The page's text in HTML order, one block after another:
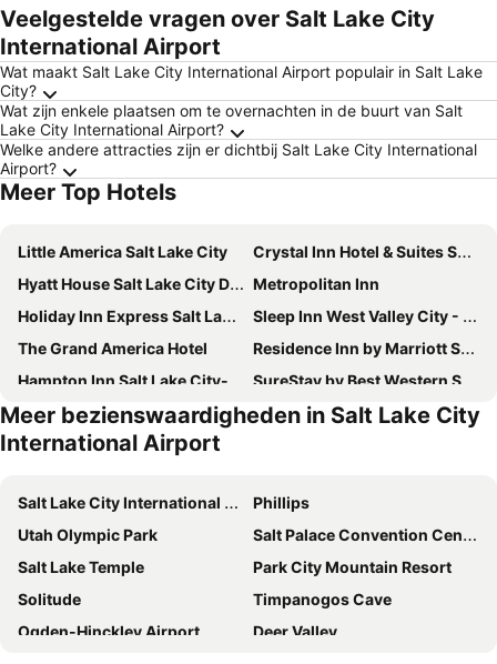
Veelgestelde vragen over Salt Lake City
International Airport
Wat maakt Salt Lake City International Airport populair in Salt Lake
City?
Wat zijn enkele plaatsen om te overnachten in de buurt van Salt
Lake City International Airport?
Welke andere attracties zijn er dichtbij Salt Lake City International
Airport?
Meer Top Hotels
Little America Salt Lake City
Crystal Inn Hotel & Suites Salt Lake City
Hyatt House Salt Lake City Downtown
Metropolitan Inn
Holiday Inn Express Salt Lake City Downtown By Ihg
Sleep Inn West Valley City - Salt Lake City South
The Grand America Hotel
Residence Inn by Marriott Salt Lake City Downtown
Hampton Inn Salt Lake City-Downtown
SureStay by Best Western Salt Lake City Downtown
SpringHill Suites by Marriott Salt Lake City Downtown
Radisson Hotel Salt Lake City Downtown
Microtel Inn & Suites by Wyndham Salt Lake City Airport
Comfort Suites Salt Lake City Airport
Hampton Inn & Suites Salt Lake City-West Jordan
Holiday Inn Express & Suites Salt Lake City-airport East By Ihg
Hilton Garden Inn Salt Lake City Downtown
Hampton Inn & Suites Salt Lake City Airport
Quality Inn Salt Lake City Downtown
Sheraton Salt Lake City Hotel
Hyatt Regency Salt Lake City
Hotel SLC
Home2 Suites by Hilton Salt Lake City-East
Meer bezienswaardigheden in Salt Lake City
International Airport
Salt Lake City International Airport
Phillips
Utah Olympic Park
Salt Palace Convention Center
Salt Lake Temple
Park City Mountain Resort
Solitude
Timpanogos Cave
Ogden-Hinckley Airport
Deer Valley